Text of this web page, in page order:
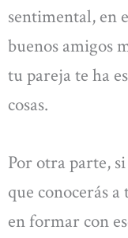
sentimental, en
buenos amigos
tu pareja te ha
cosas.
Por otra parte,
que conocerás
en formar con